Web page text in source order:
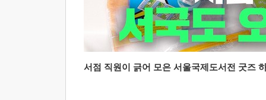
서점 직원이 긁어 모은 서울국제도서전 굿즈